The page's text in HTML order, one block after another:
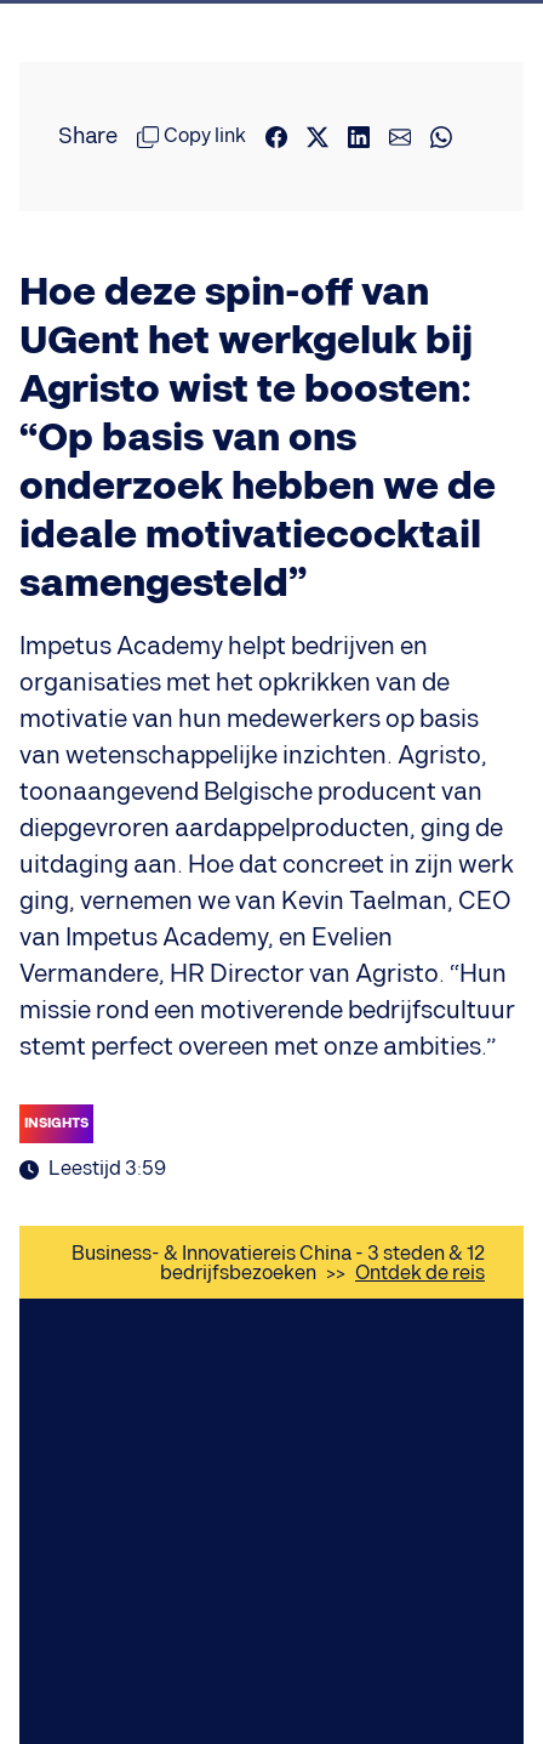
Share Copy link
Hoe deze spin-off van
UGent het werkgeluk bij
Agristo wist te boosten:
“Op basis van ons
onderzoek hebben we de
ideale motivatiecocktail
samengesteld”
Impetus Academy helpt bedrijven en
organisaties met het opkrikken van de
motivatie van hun medewerkers op basis
van wetenschappelijke inzichten. Agristo,
toonaangevend Belgische producent van
diepgevroren aardappelproducten, ging de
uitdaging aan. Hoe dat concreet in zijn werk
ging, vernemen we van Kevin Taelman, CEO
van Impetus Academy, en Evelien
Vermandere, HR Director van Agristo. “Hun
missie rond een motiverende bedrijfscultuur
stemt perfect overeen met onze ambities.”
INSIGHTS
Leestijd 3:59
Business- & Innovatiereis China - 3 steden & 12
bedrijfsbezoeken >> Ontdek de reis